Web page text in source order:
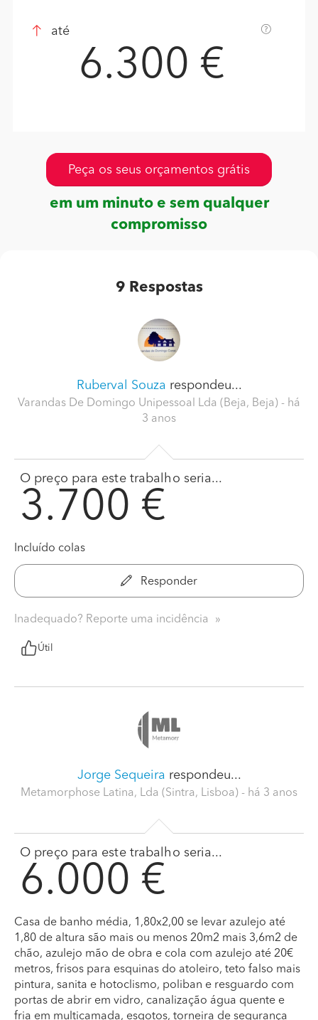
até
6.300 €
Peça os seus orçamentos grátis
em um minuto e sem qualquer
compromisso
9 Respostas
Ruberval Souza respondeu...
Varandas De Domingo Unipessoal Lda (Beja, Beja) - há
3 anos
O preço para este trabalho seria...
3.700 €
Incluído colas
Responder
Inadequado? Reporte uma incidência
Útil
Jorge Sequeira respondeu...
Metamorphose Latina, Lda (Sintra, Lisboa) - há 3 anos
O preço para este trabalho seria...
6.000 €
Casa de banho média, 1,80x2,00 se levar azulejo até
1,80 de altura são mais ou menos 20m2 mais 3,6m2 de
chão, azulejo mão de obra e cola com azulejo até 20€
metros, frisos para esquinas do atoleiro, teto falso mais
pintura, sanita e hotoclismo, poliban e resguardo com
portas de abrir em vidro, canalização água quente e
fria em multicamada, esgotos, torneira de segurança